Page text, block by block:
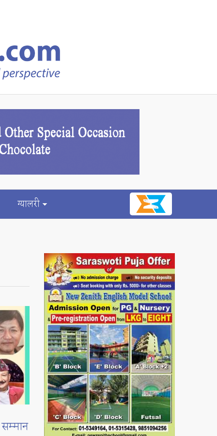
ग्यालरी